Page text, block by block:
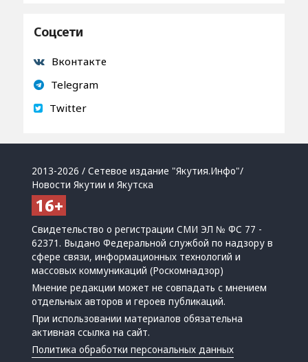
Соцсети
Вконтакте
Telegram
Twitter
2013-2026 / Сетевое издание "Якутия.Инфо"/
Новости Якутии и Якутска
Свидетельство о регистрации СМИ ЭЛ № ФС 77 -
62371. Выдано Федеральной службой по надзору в
сфере связи, информационных технологий и
массовых коммуникаций (Роскомнадзор)
Мнение редакции может не совпадать с мнением
отдельных авторов и героев публикаций.
При использовании материалов обязательна
активная ссылка на сайт.
Политика обработки персональных данных